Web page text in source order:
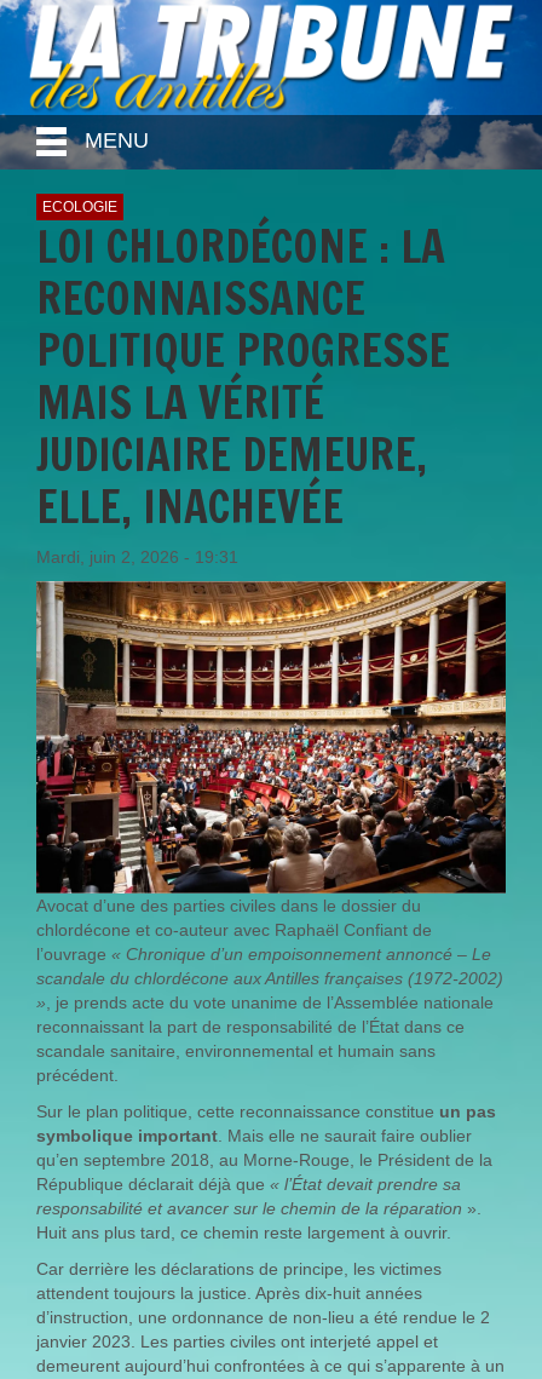
MENU
ECOLOGIE
LOI CHLORDÉCONE : LA
RECONNAISSANCE
POLITIQUE PROGRESSE
MAIS LA VÉRITÉ
JUDICIAIRE DEMEURE,
ELLE, INACHEVÉE
Mardi, juin 2, 2026 - 19:31
Avocat d’une des parties civiles dans le dossier du
chlordécone et co-auteur avec Raphaël Confiant de
l’ouvrage « Chronique d’un empoisonnement annoncé – Le
scandale du chlordécone aux Antilles françaises (1972-2002)
», je prends acte du vote unanime de l’Assemblée nationale
reconnaissant la part de responsabilité de l’État dans ce
scandale sanitaire, environnemental et humain sans
précédent.
Sur le plan politique, cette reconnaissance constitue un pas
symbolique important. Mais elle ne saurait faire oublier
qu’en septembre 2018, au Morne-Rouge, le Président de la
République déclarait déjà que « l’État devait prendre sa
responsabilité et avancer sur le chemin de la réparation ».
Huit ans plus tard, ce chemin reste largement à ouvrir.
Car derrière les déclarations de principe, les victimes
attendent toujours la justice. Après dix-huit années
d’instruction, une ordonnance de non-lieu a été rendue le 2
janvier 2023. Les parties civiles ont interjeté appel et
demeurent aujourd’hui confrontées à ce qui s’apparente à un